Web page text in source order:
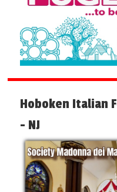
Hoboken Italian
- NJ